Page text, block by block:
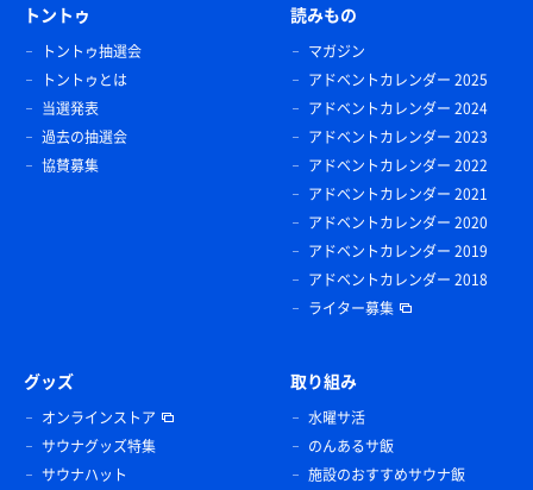
トントゥ
トントゥ抽選会
トントゥとは
当選発表
過去の抽選会
協賛募集
読みもの
マガジン
アドベントカレンダー 2025
アドベントカレンダー 2024
アドベントカレンダー 2023
アドベントカレンダー 2022
アドベントカレンダー 2021
アドベントカレンダー 2020
アドベントカレンダー 2019
アドベントカレンダー 2018
ライター募集
グッズ
オンラインストア
サウナグッズ特集
サウナハット
取り組み
水曜サ活
のんあるサ飯
施設のおすすめサウナ飯